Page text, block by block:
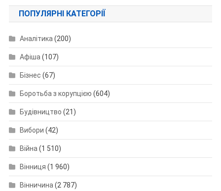
ПОПУЛЯРНІ КАТЕГОРІЇ
Аналітика (200)
Афіша (107)
Бізнес (67)
Боротьба з корупцією (604)
Будівництво (21)
Вибори (42)
Війна (1 510)
Вінниця (1 960)
Вінничина (2 787)